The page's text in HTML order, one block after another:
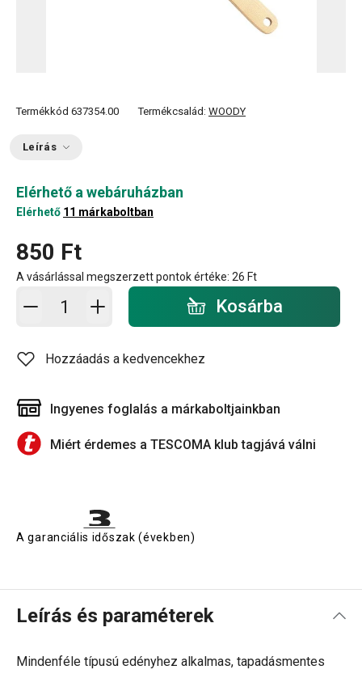
Termékkód 637354.00 Termékcsalád: WOODY
Leírás
Elérhető a webáruházban
Elérhető 11 márkaboltban
850 Ft
A vásárlással megszerzett pontok értéke: 26 Ft
Kosárba - mennyiség Kosárba
Hozzáadás a kedvencekhez
Ingyenes foglalás a márkaboltjainkban
Miért érdemes a TESCOMA klub tagjává válni
A garanciális időszak (években)
Leírás és paraméterek
Mindenféle típusú edényhez alkalmas, tapadásmentes